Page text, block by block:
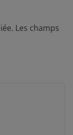
Les champs